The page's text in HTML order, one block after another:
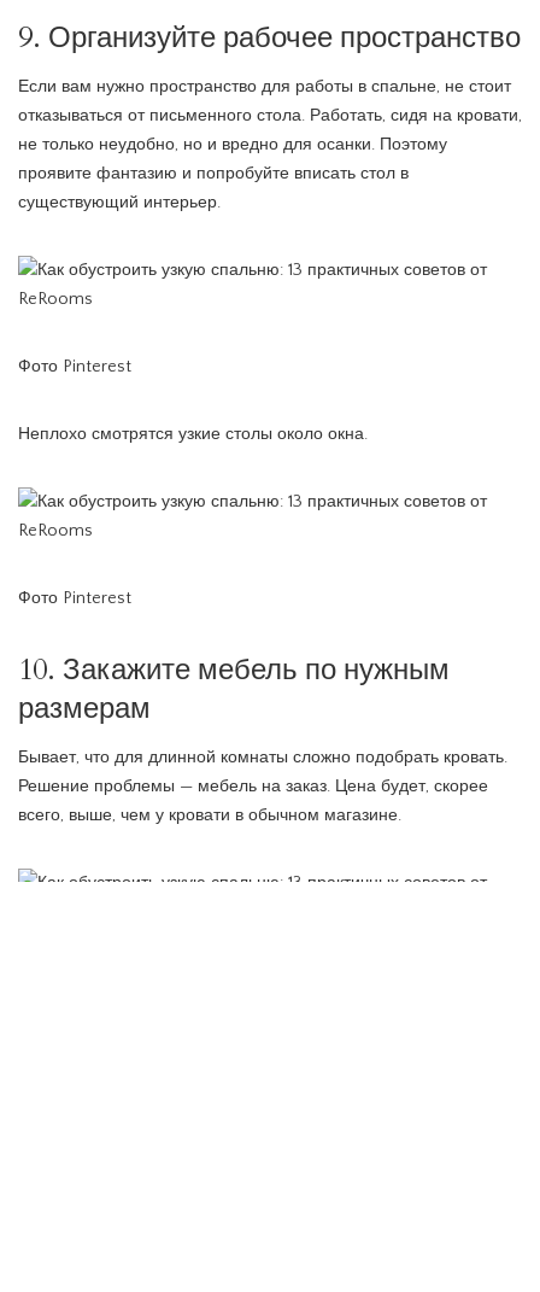
9. Организуйте рабочее пространство
Если вам нужно пространство для работы в спальне, не стоит
отказываться от письменного стола. Работать, сидя на кровати,
не только неудобно, но и вредно для осанки. Поэтому
проявите фантазию и попробуйте вписать стол в
существующий интерьер.
Фото Pinterest
Неплохо смотрятся узкие столы около окна.
Фото Pinterest
10. Закажите мебель по нужным
размерам
Бывает, что для длинной комнаты сложно подобрать кровать.
Решение проблемы — мебель на заказ. Цена будет, скорее
всего, выше, чем у кровати в обычном магазине.